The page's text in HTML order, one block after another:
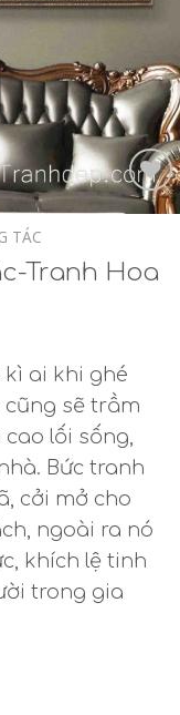
Add to
TÁC
Tranh Hoa
ai khi ghé
sẽ trầm
lối sống,
Bức tranh
cởi mở cho
ngoài ra nó
khích lệ tinh
trong gia